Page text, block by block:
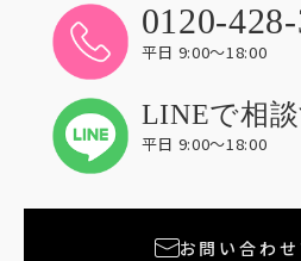
0120-
平日 9:00〜18:00
LINEで相
平日 9:00〜18:00
お問い合わ